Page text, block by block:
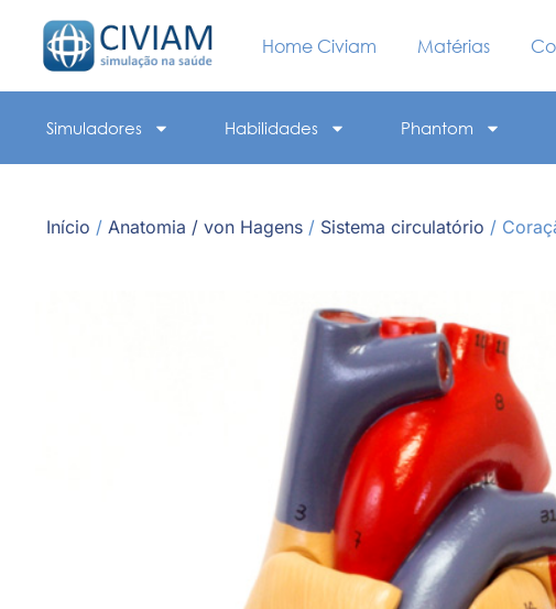
Home Civiam Matérias
Simuladores Habilidades Phantom
Início / Anatomia / von Hagens / Sistema circulatório /